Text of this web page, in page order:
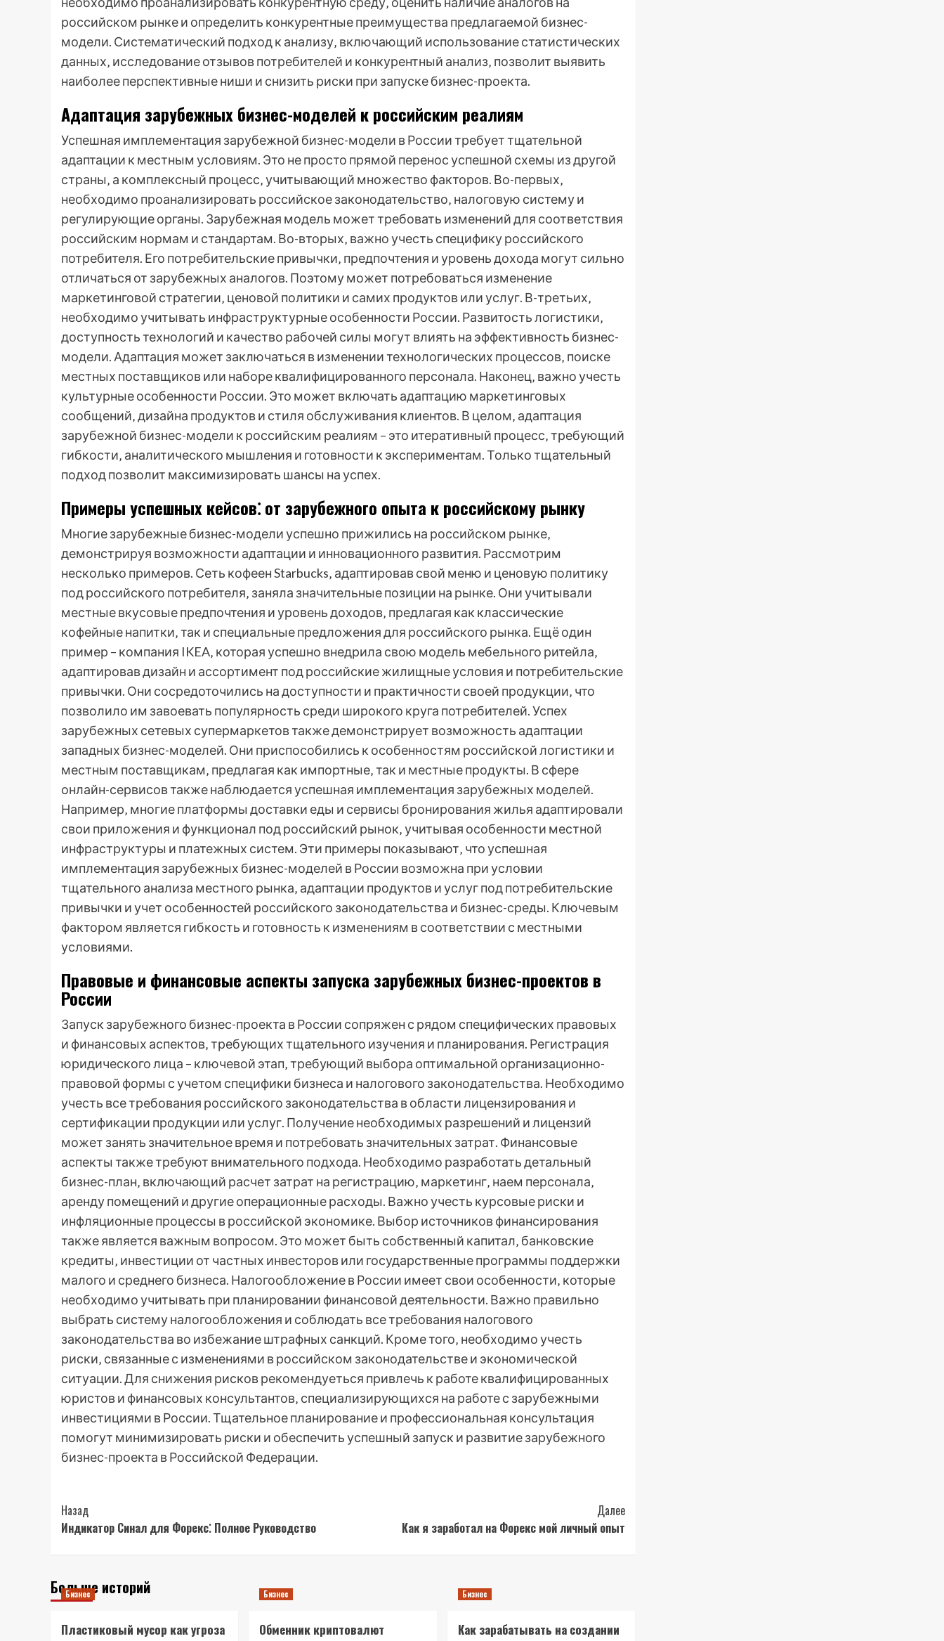
российском рынке и определить конкурентные преимущества предлагаемой бизнес-
модели. Систематический подход к анализу‚ включающий использование статистических
данных‚ исследование отзывов потребителей и конкурентный анализ‚ позволит выявить
наиболее перспективные ниши и снизить риски при запуске бизнес-проекта.
Адаптация зарубежных бизнес-моделей к российским реалиям
Успешная имплементация зарубежной бизнес-модели в России требует тщательной
адаптации к местным условиям. Это не просто прямой перенос успешной схемы из другой
страны‚ а комплексный процесс‚ учитывающий множество факторов. Во-первых‚
необходимо проанализировать российское законодательство‚ налоговую систему и
регулирующие органы. Зарубежная модель может требовать изменений для соответствия
российским нормам и стандартам. Во-вторых‚ важно учесть специфику российского
потребителя. Его потребительские привычки‚ предпочтения и уровень дохода могут сильно
отличаться от зарубежных аналогов. Поэтому может потребоваться изменение
маркетинговой стратегии‚ ценовой политики и самих продуктов или услуг. В-третьих‚
необходимо учитывать инфраструктурные особенности России. Развитость логистики‚
доступность технологий и качество рабочей силы могут влиять на эффективность бизнес-
модели. Адаптация может заключаться в изменении технологических процессов‚ поиске
местных поставщиков или наборе квалифицированного персонала. Наконец‚ важно учесть
культурные особенности России. Это может включать адаптацию маркетинговых
сообщений‚ дизайна продуктов и стиля обслуживания клиентов. В целом‚ адаптация
зарубежной бизнес-модели к российским реалиям – это итеративный процесс‚ требующий
гибкости‚ аналитического мышления и готовности к экспериментам. Только тщательный
подход позволит максимизировать шансы на успех.
Примеры успешных кейсов⁚ от зарубежного опыта к российскому рынку
Многие зарубежные бизнес-модели успешно прижились на российском рынке‚
демонстрируя возможности адаптации и инновационного развития. Рассмотрим
несколько примеров. Сеть кофеен Starbucks‚ адаптировав свой меню и ценовую политику
под российского потребителя‚ заняла значительные позиции на рынке. Они учитывали
местные вкусовые предпочтения и уровень доходов‚ предлагая как классические
кофейные напитки‚ так и специальные предложения для российского рынка. Ещё один
пример – компания IKEA‚ которая успешно внедрила свою модель мебельного ритейла‚
адаптировав дизайн и ассортимент под российские жилищные условия и потребительские
привычки. Они сосредоточились на доступности и практичности своей продукции‚ что
позволило им завоевать популярность среди широкого круга потребителей. Успех
зарубежных сетевых супермаркетов также демонстрирует возможность адаптации
западных бизнес-моделей. Они приспособились к особенностям российской логистики и
местным поставщикам‚ предлагая как импортные‚ так и местные продукты. В сфере
онлайн-сервисов также наблюдается успешная имплементация зарубежных моделей.
Например‚ многие платформы доставки еды и сервисы бронирования жилья адаптировали
свои приложения и функционал под российский рынок‚ учитывая особенности местной
инфраструктуры и платежных систем. Эти примеры показывают‚ что успешная
имплементация зарубежных бизнес-моделей в России возможна при условии
тщательного анализа местного рынка‚ адаптации продуктов и услуг под потребительские
привычки и учет особенностей российского законодательства и бизнес-среды. Ключевым
фактором является гибкость и готовность к изменениям в соответствии с местными
условиями.
Правовые и финансовые аспекты запуска зарубежных бизнес-проектов в
России
Запуск зарубежного бизнес-проекта в России сопряжен с рядом специфических правовых
и финансовых аспектов‚ требующих тщательного изучения и планирования. Регистрация
юридического лица – ключевой этап‚ требующий выбора оптимальной организационно-
правовой формы с учетом специфики бизнеса и налогового законодательства. Необходимо
учесть все требования российского законодательства в области лицензирования и
сертификации продукции или услуг. Получение необходимых разрешений и лицензий
может занять значительное время и потребовать значительных затрат. Финансовые
аспекты также требуют внимательного подхода. Необходимо разработать детальный
бизнес-план‚ включающий расчет затрат на регистрацию‚ маркетинг‚ наем персонала‚
аренду помещений и другие операционные расходы. Важно учесть курсовые риски и
инфляционные процессы в российской экономике. Выбор источников финансирования
также является важным вопросом. Это может быть собственный капитал‚ банковские
кредиты‚ инвестиции от частных инвесторов или государственные программы поддержки
малого и среднего бизнеса. Налогообложение в России имеет свои особенности‚ которые
необходимо учитывать при планировании финансовой деятельности. Важно правильно
выбрать систему налогообложения и соблюдать все требования налогового
законодательства во избежание штрафных санкций. Кроме того‚ необходимо учесть
риски‚ связанные с изменениями в российском законодательстве и экономической
ситуации. Для снижения рисков рекомендуеться привлечь к работе квалифицированных
юристов и финансовых консультантов‚ специализирующихся на работе с зарубежными
инвестициями в России. Тщательное планирование и профессиональная консультация
помогут минимизировать риски и обеспечить успешный запуск и развитие зарубежного
бизнес-проекта в Российской Федерации.
Post
Navigation
Назад
Индикатор Синал для Форекс⁚ Полное Руководство
Далее
Как я заработал на Форекс мой личный опыт
Больше историй
Бизнес
Пластиковый мусор как угроза
Бизнес
Обменник криптовалют
Бизнес
Как зарабатывать на создании